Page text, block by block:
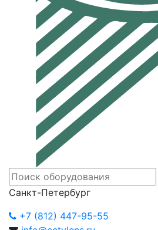
Санкт-Петербург
+7 (812) 447-95-55